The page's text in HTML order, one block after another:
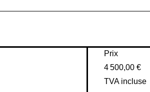
Prix
4 500,00 €
TVA incluse